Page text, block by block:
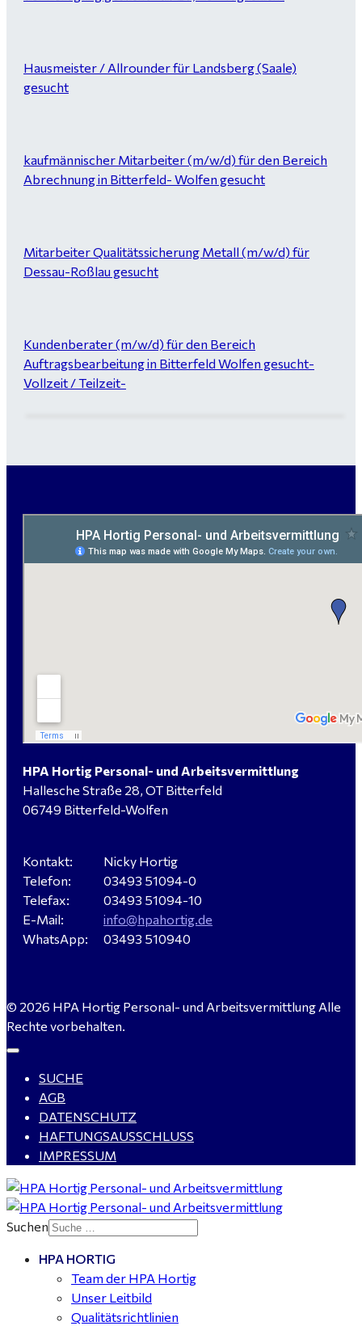
Hausmeister / Allrounder für Landsberg (Saale)
gesucht
kaufmännischer Mitarbeiter (m/w/d) für den Bereich
Abrechnung in Bitterfeld- Wolfen gesucht
Mitarbeiter Qualitätssicherung Metall (m/w/d) für
Dessau-Roßlau gesucht
Kundenberater (m/w/d) für den Bereich
Auftragsbearbeitung in Bitterfeld Wolfen gesucht-
Vollzeit / Teilzeit-
Maurer / Putzer (m/w/d) Bitterfeld-Wolfen gesucht -
ab 3.500 € (keine Montage)
Elektromeister / -techniker (m/w/d) Kalkulation /
Planung / Überwachung - Bitterfeld-Wolfen
Hausmeister (m/w/d) für ein festes Objekt in
Verkäufer / Fachberater (m/w/d) - Baustoffe Fliesen -
für Dessau-Roßlau gesucht
gesucht - ab 4.500,00 €
WIG-Schweißer / Vorrichter (m/w/d) Anlagen- und
Rohrleitungsbau - Tagschicht - Leuna ab 20 €
gesucht für Halle (Saale) - ab 4.000 €
Buchhalter (m/w/d) für Halle (Saale) gesucht - TZ 20-
HPA Hortig Personal- und Arbeitsvermittlung
Hallesche Straße 28, OT Bitterfeld
06749 Bitterfeld-Wolfen
Kontakt:
Telefon:
Telefax:
E-Mail:
WhatsApp:
Nicky Hortig
03493 51094-0
03493 51094-10
info@hpahortig.de
03493 510940
© 2026 HPA Hortig Personal- und Arbeitsvermittlung Alle
Rechte vorbehalten.
SUCHE
AGB
DATENSCHUTZ
HAFTUNGSAUSSCHLUSS
IMPRESSUM
Suchen
HPA HORTIG
Team der HPA Hortig
Unser Leitbild
Qualitätsrichtlinien